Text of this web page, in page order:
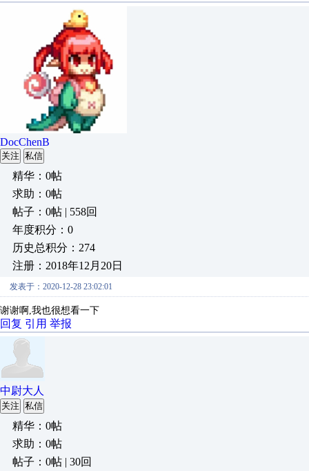
DocChenB
关注 私信
精华：0帖
求助：0帖
帖子：0帖 | 558回
年度积分：0
历史总积分：274
注册：2018年12月20日
发表于：2020-12-28 23:02:01
谢谢啊,我也很想看一下
回复 引用 举报
中尉大人
关注 私信
精华：0帖
求助：0帖
帖子：0帖 | 30回